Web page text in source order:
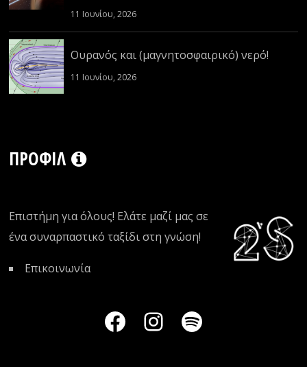
11 Ιουνίου, 2026
Ουρανός και (μαγνητοσφαιρικό) νερό!
11 Ιουνίου, 2026
ΠΡΟΦΊΛ
Επιστήμη για όλους! Ελάτε μαζί μας σε
ένα συναρπαστικό ταξίδι στη γνώση!
Επικοινωνία